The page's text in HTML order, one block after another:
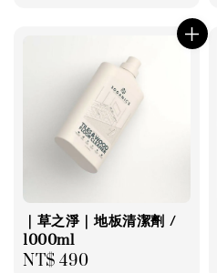
｜草之淨｜地板清潔劑 /
1000ml
Regular
NT$ 490